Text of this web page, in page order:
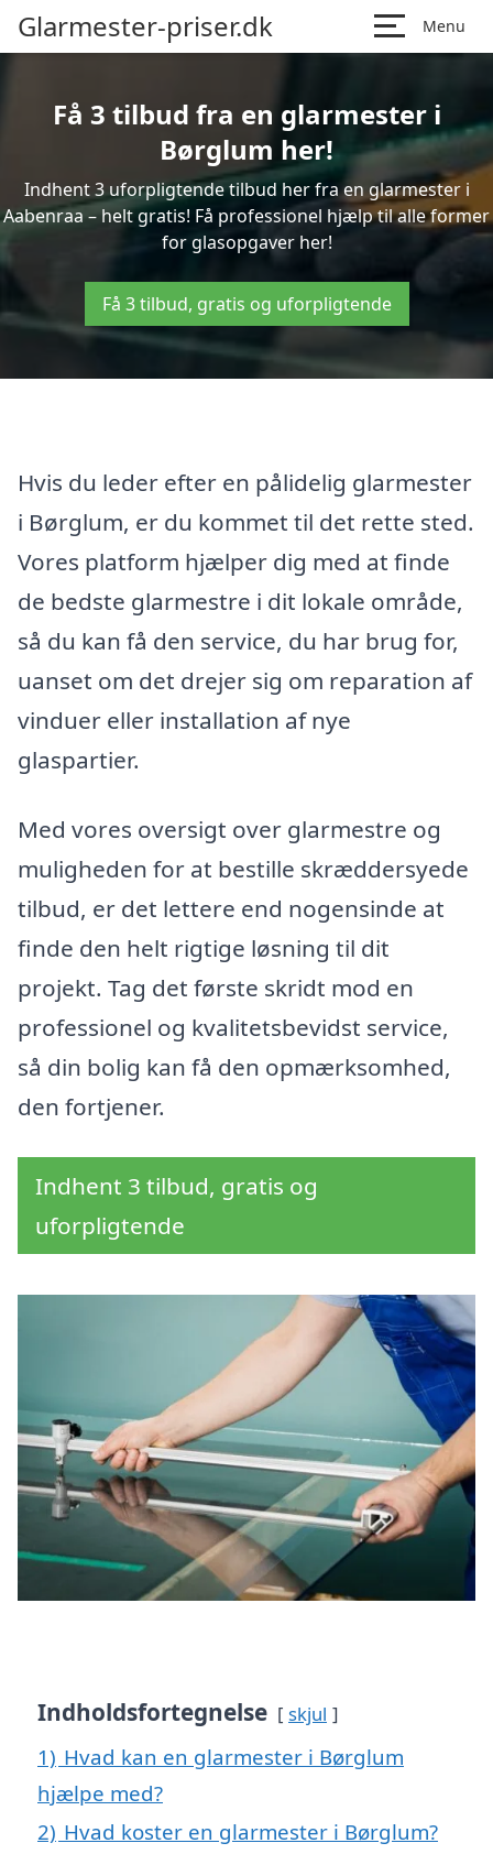
Glarmester-priser.dk Menu
Få 3 tilbud fra en glarmester i
Børglum her!
Indhent 3 uforpligtende tilbud her fra en glarmester i
Aabenraa – helt gratis! Få professionel hjælp til alle former
for glasopgaver her!
Få 3 tilbud, gratis og uforpligtende
Hvis du leder efter en pålidelig glarmester
i Børglum, er du kommet til det rette sted.
Vores platform hjælper dig med at finde
de bedste glarmestre i dit lokale område,
så du kan få den service, du har brug for,
uanset om det drejer sig om reparation af
vinduer eller installation af nye
glaspartier.
Med vores oversigt over glarmestre og
muligheden for at bestille skræddersyede
tilbud, er det lettere end nogensinde at
finde den helt rigtige løsning til dit
projekt. Tag det første skridt mod en
professionel og kvalitetsbevidst service,
så din bolig kan få den opmærksomhed,
den fortjener.
Indhent 3 tilbud, gratis og
uforpligtende
Indholdsfortegnelse skjul
1) Hvad kan en glarmester i Børglum
hjælpe med?
2) Hvad koster en glarmester i Børglum?